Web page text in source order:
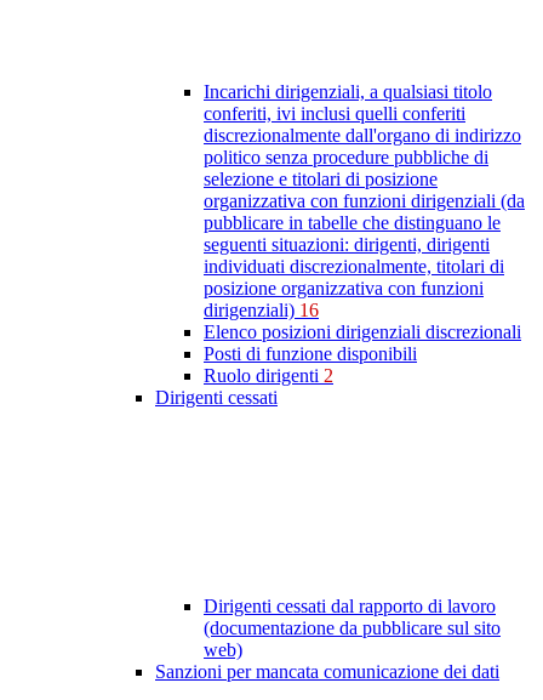
Incarichi dirigenziali, a qualsiasi titolo
conferiti, ivi inclusi quelli conferiti
discrezionalmente dall'organo di indirizzo
politico senza procedure pubbliche di
selezione e titolari di posizione
organizzativa con funzioni dirigenziali (da
pubblicare in tabelle che distinguano le
seguenti situazioni: dirigenti, dirigenti
individuati discrezionalmente, titolari di
posizione organizzativa con funzioni
dirigenziali) 16
Elenco posizioni dirigenziali discrezionali
Posti di funzione disponibili
Ruolo dirigenti 2
Dirigenti cessati
Dirigenti cessati dal rapporto di lavoro
(documentazione da pubblicare sul sito
web)
Sanzioni per mancata comunicazione dei dati